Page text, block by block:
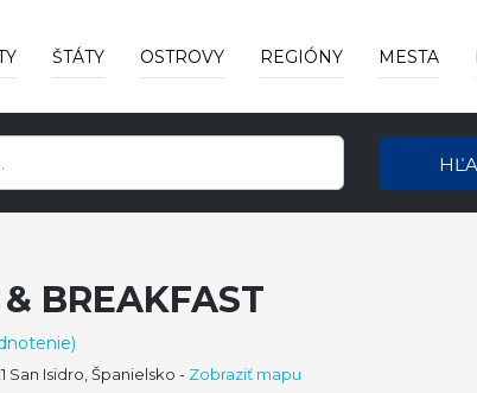
ŠTÁTY OSTROVY REGIÓNY MESTA
BREAKFAST
San Isidro, Španielsko - Zobraziť mapu